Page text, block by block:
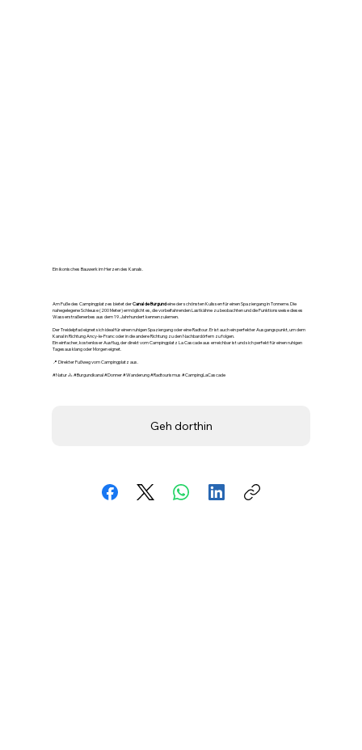
Ein ikonisches Bauwerk im Herzen des Kanals.
Am Fuße des Campingplatzes bietet derCanal de Burgundeine der schönsten Kulissen für einen Spaziergang in Tonnerre. Die
nahegelegene Schleuse (200 Meter) ermöglicht es, die vorbeifahrenden Lastkähne zu beobachten und die Funktionsweise dieses
Wasserstraßenerbes aus dem 19. Jahrhundert kennenzulernen.
Der Treidelpfad eignet sich ideal für einen ruhigen Spaziergang oder eine Radtour. Er ist auch ein perfekter Ausgangspunkt, um dem
Kanal in Richtung Ancy-le-Franc oder in die andere Richtung zu den Nachbardörfern zu folgen.
Ein einfacher, kostenloser Ausflug, der direkt vom Campingplatz La Cascade aus erreichbar ist und sich perfekt für einen ruhigen
Tagesausklang oder Morgen eignet.
📍 Direkter Fußweg vom Campingplatz aus.
#Natur 🚴 #Burgundkanal #Donner #Wanderung #Radtourismus #CampingLaCascade
Geh dorthin